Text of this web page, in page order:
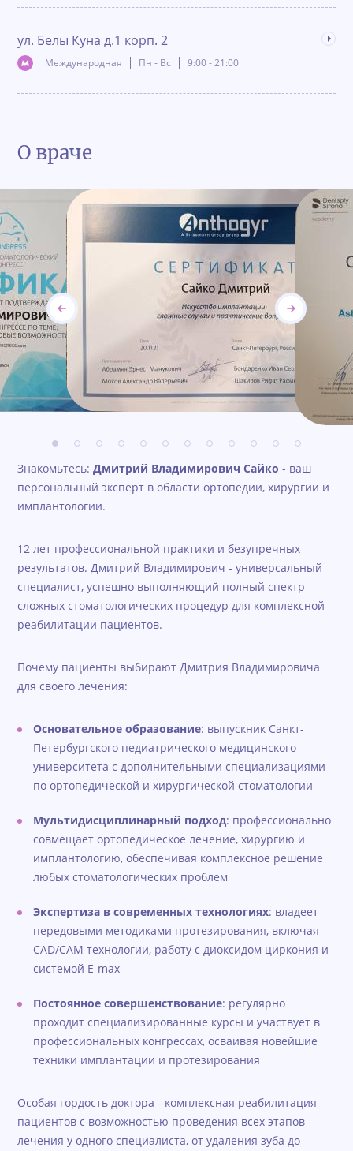
ул. Белы Куна д.1 корп. 2
Международная Пн - Вс 9:00 - 21:00
О враче
Знакомьтесь:Дмитрий Владимирович Сайко - ваш
персональный эксперт в области ортопедии, хирургии и
имплантологии.
12 лет профессиональной практики и безупречных
результатов. Дмитрий Владимирович - универсальный
специалист, успешно выполняющий полный спектр
сложных стоматологических процедур для комплексной
реабилитации пациентов.
Почему пациенты выбирают Дмитрия Владимировича
для своего лечения:
Основательное образование: выпускник Санкт-
Петербургского педиатрического медицинского
университета с дополнительными специализациями
по ортопедической и хирургической стоматологии
Мультидисциплинарный подход: профессионально
совмещает ортопедическое лечение, хирургию и
имплантологию, обеспечивая комплексное решение
любых стоматологических проблем
Экспертиза в современных технологиях: владеет
передовыми методиками протезирования, включая
CAD/CAM технологии, работу с диоксидом циркония и
системой E-max
Постоянное совершенствование: регулярно
проходит специализированные курсы и участвует в
профессиональных конгрессах, осваивая новейшие
техники имплантации и протезирования
Особая гордость доктора - комплексная реабилитация
пациентов с возможностью проведения всех этапов
лечения у одного специалиста, от удаления зуба до